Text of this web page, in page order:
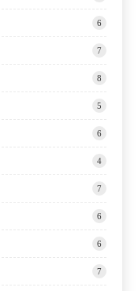
6
7
8
5
6
4
7
6
6
7